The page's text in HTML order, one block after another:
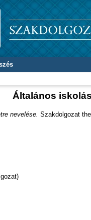
Általános
nevelése. Szakdolgozat